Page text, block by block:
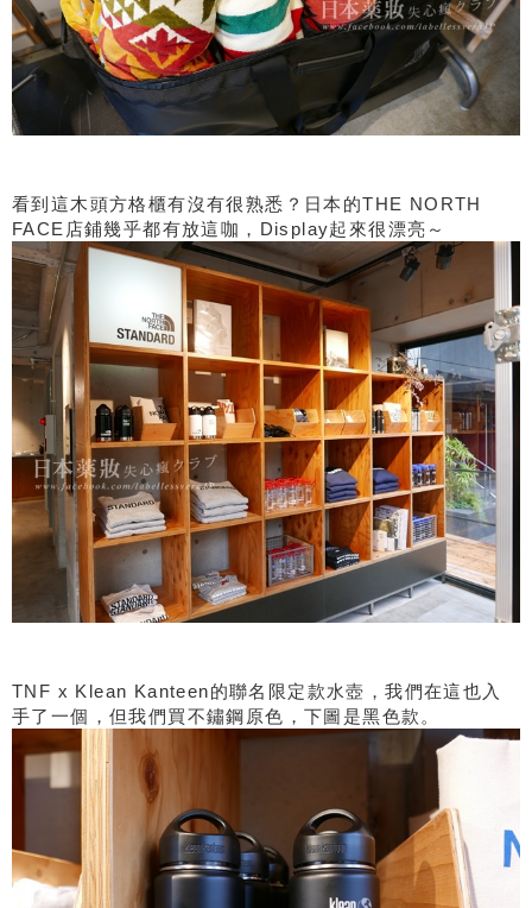
看到這木頭方格櫃有沒有很熟悉？日本的THE NORTH
FACE店鋪幾乎都有放這咖，Display起來很漂亮～
TNF x Klean Kanteen的聯名限定款水壺，我們在這也入
手了一個，但我們買不鏽鋼原色，下圖是黑色款。